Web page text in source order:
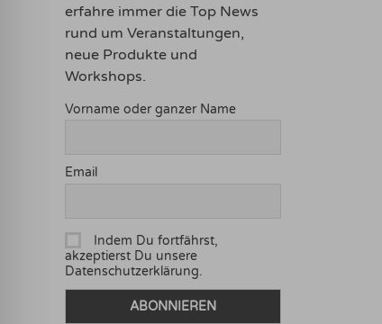
erfahre immer die Top News
rund um Veranstaltungen,
neue Produkte und
Workshops.
Vorname oder ganzer Name
Email
Indem Du fortfährst,
akzeptierst Du unsere
Datenschutzerklärung.